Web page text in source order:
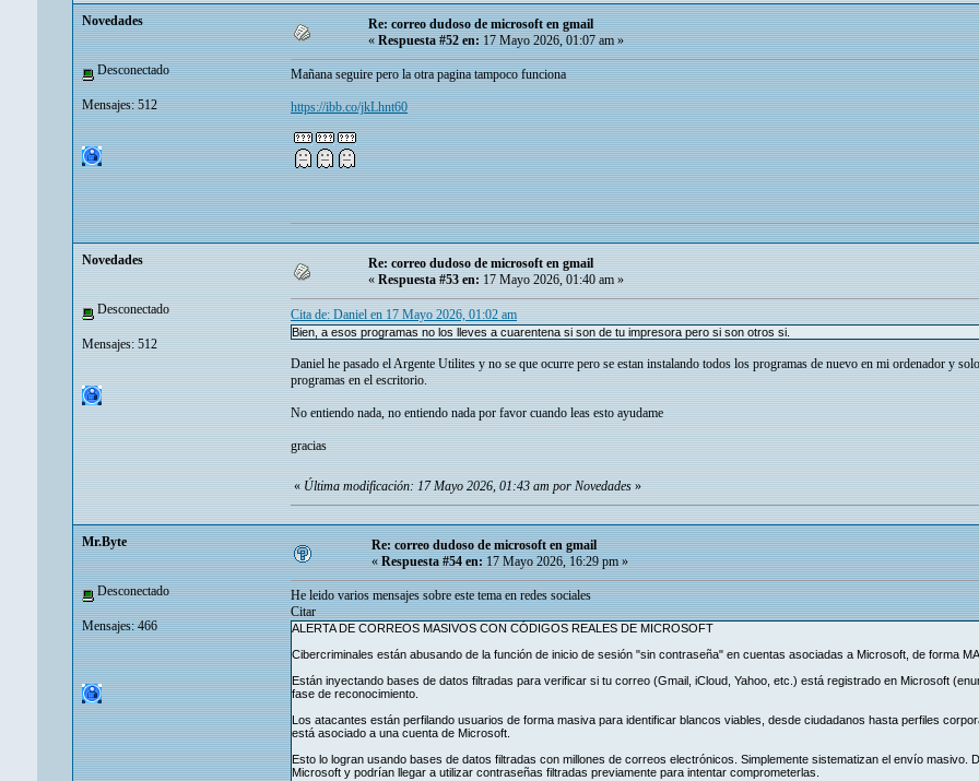
Novedades
Desconectado
Mensajes: 512
Re: correo dudoso de microsoft en gmail
«Respuesta #52 en:17 Mayo 2026, 01:07 am »
Mañana seguire pero la otra pagina tampoco funciona
https://ibb.co/jkLhnt60
Novedades
Desconectado
Mensajes: 512
Re: correo dudoso de microsoft en gmail
« Respuesta #53 en: 17 Mayo 2026, 01:40 am »
Cita de: Danielㅤ en 17 Mayo 2026, 01:02 am
Bien, a esos programas no los lleves a cuarentena si son de tu impresora pero si son otros si.
Daniel he pasado el Argente Utilites y no se que ocurre pero se estan instalando todos los programas de nuevo en mi ordenador y
programas en el escritorio.
No entiendo nada, no entiendo nada por favor cuando leas esto ayudame
gracias
« Última modificación: 17 Mayo 2026, 01:43 am por Novedades »
Mr.Byte
Desconectado
Mensajes: 466
Re: correo dudoso de microsoft en gmail
«Respuesta #54 en:17 Mayo 2026, 16:29 pm »
He leido varios mensajes sobre este tema en redes sociales
Citar
ALERTA DE CORREOS MASIVOS CON CÓDIGOS REALES DE MICROSOFT
Cibercriminales están abusando de la función de inicio de sesión "sin contraseña" en cuentas asociadas a Microsoft, de forma
Están inyectando bases de datos filtradas para verificar si tu correo (Gmail, iCloud, Yahoo, etc.) está registrado en Microsoft
fase de reconocimiento.
Los atacantes están perfilando usuarios de forma masiva para identificar blancos viables, desde ciudadanos hasta perfiles
está asociado a una cuenta de Microsoft.
Esto lo logran usando bases de datos filtradas con millones de correos electrónicos. Simplemente sistematizan el envío
Microsoft y podrían llegar a utilizar contraseñas filtradas previamente para intentar comprometerlas.